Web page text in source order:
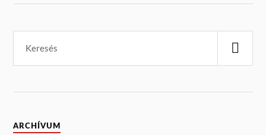
ARCHÍVUM